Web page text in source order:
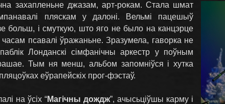
захапленьне джазам, арт-рокам. Стала шмат
пляскам у далоні. Вельмі пацешыў
больш, і смуткую, што яго не было на канцэрце
псавалі ўражаньне. Зразумела, гаворка не
Лонданскі сімфанічны аркестр у поўным
Тым ня менш, альбом запомніўся і хутка
еўрапейскіх прог-фэстаў.
на ўсіх “Магічны дождж”, ачысьціўшы карму і